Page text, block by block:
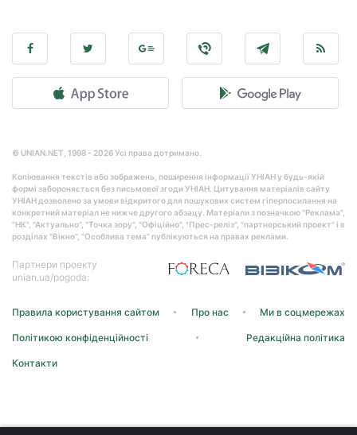
© UNIAN.NET, 1998 - 2026 Усі права дотримано.
Копіювання текстів або зображень, поширення інформації УНІАН у будь-якій
формі забороняється без письмової згоди УНІАН. Цитування матеріалів сайту
УНІАН дозволено за умови відкритого для пошукових систем гіперпосилання на
конкретний матеріал не нижче другого абзацу. Матеріали з позначкою "Реклама",
"НК", "Актуально", "Точка зору", "Офіційно", "Прес-реліз", "партнерський проект" і в
розділах "Вікно", "Особлива тема" публікуються на правах реклами.
Партнери проекту
unian.ua/pogoda:
Правила користування сайтом Про нас Ми в соцмережах
Політикою конфіденційності Редакційна політика
Контакти